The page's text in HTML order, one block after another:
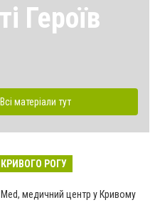
Героїв
Всі матеріали тут
РОГУ
медичний центр у Кривому